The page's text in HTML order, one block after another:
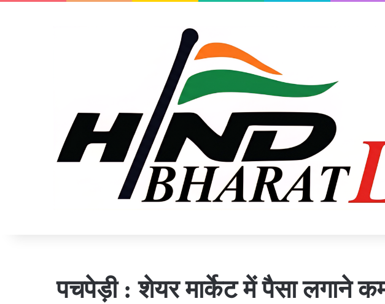
पचपेड़ी : शेयर मार्केट में पैसा लगाने